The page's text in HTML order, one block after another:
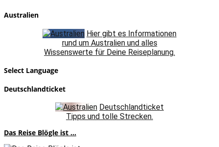
Australien
Hier gibt es Informationen
rund um Australien und alles
Wissenswerte für Deine Reiseplanung.
Select Language
Deutschlandticket
Deutschlandticket
Tipps und tolle Strecken.
Das Reise Blögle ist ...